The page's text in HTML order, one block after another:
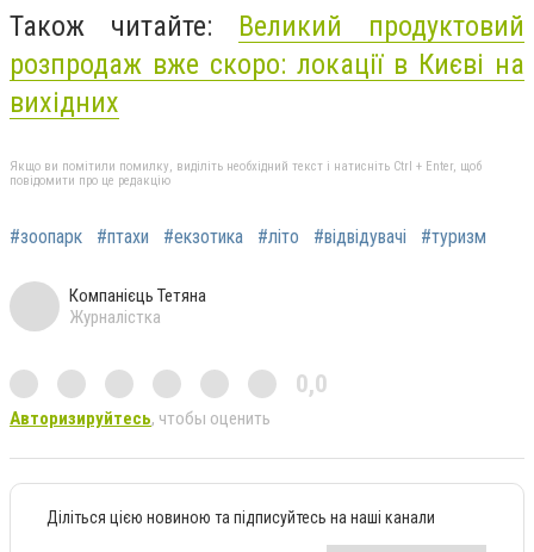
Також читайте: Великий продуктовий
розпродаж вже скоро: локації в Києві на
вихідних
Якщо ви помітили помилку, виділіть необхідний текст і натисніть Ctrl + Enter, щоб
повідомити про це редакцію
#зоопарк #птахи #екзотика #літо #відвідувачі #туризм
Компанієць Тетяна
Журналістка
0,0
Авторизируйтесь, чтобы оценить
Діліться цією новиною та підписуйтесь на наші канали